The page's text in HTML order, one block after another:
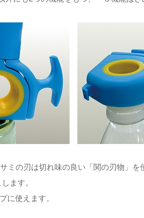
は切れ味の良い「関の刃物」を使
ます。
使えます。